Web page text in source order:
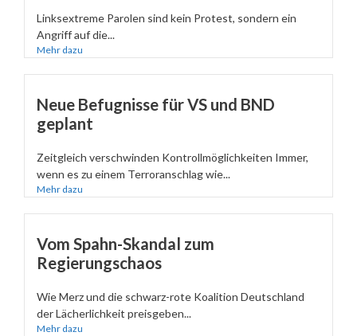
Linksextreme Parolen sind kein Protest, sondern ein
Angriff auf die...
Mehr dazu
Neue Befugnisse für VS und BND
geplant
Zeitgleich verschwinden Kontrollmöglichkeiten Immer,
wenn es zu einem Terroranschlag wie...
Mehr dazu
Vom Spahn-Skandal zum
Regierungschaos
Wie Merz und die schwarz-rote Koalition Deutschland
der Lächerlichkeit preisgeben...
Mehr dazu